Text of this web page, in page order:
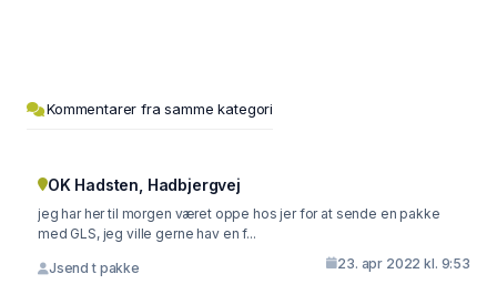
Kommentarer fra samme kategori
OK Hadsten, Hadbjergvej
jeg har her til morgen været oppe hos jer for at sende en pakke
med GLS, jeg ville gerne hav en f...
Jsend t pakke 23. apr 2022 kl. 9:53